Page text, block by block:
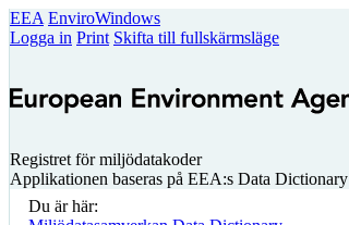
EEA EnviroWindows
Logga in Print Skifta till fullskärmsläge
Registret för miljödatakoder
Applikationen baseras på EEA:s Data Dictionary
Du är här: